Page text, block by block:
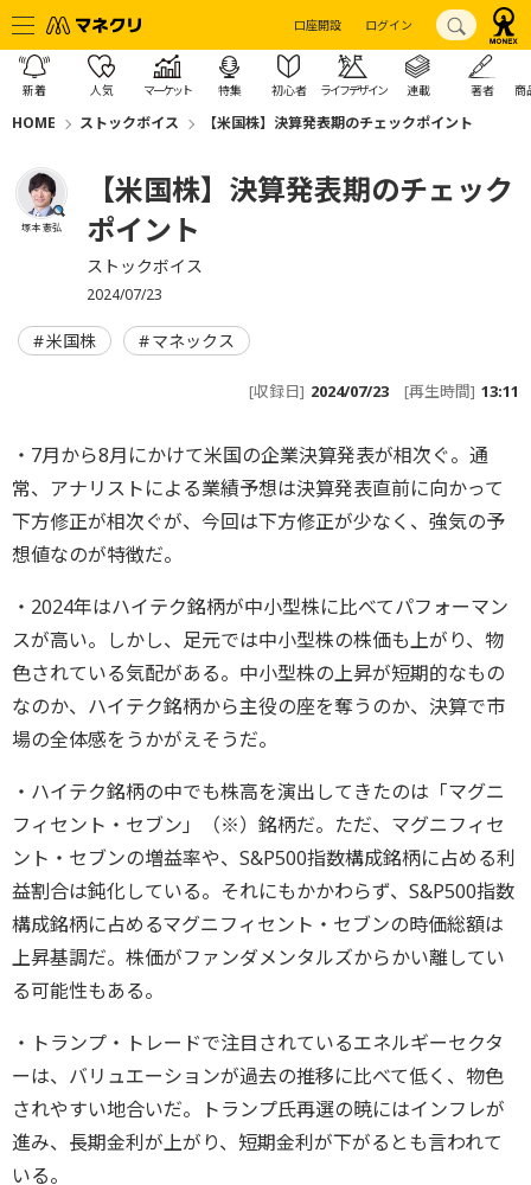
口座開設 ログイン
新着 人気 マーケット 特集 初心者 ライフデザイン 連載 著者 商
HOME ストックボイス 【米国株】決算発表期のチェックポイント
塚本 憲弘
【米国株】決算発表期のチェック
ポイント
ストックボイス
2024/07/23
米国株 マネックス
[収録日] 2024/07/23 [再生時間] 13:11
・7月から8月にかけて米国の企業決算発表が相次ぐ。通
常、アナリストによる業績予想は決算発表直前に向かって
下方修正が相次ぐが、今回は下方修正が少なく、強気の予
想値なのが特徴だ。
・2024年はハイテク銘柄が中小型株に比べてパフォーマン
スが高い。しかし、足元では中小型株の株価も上がり、物
色されている気配がある。中小型株の上昇が短期的なもの
なのか、ハイテク銘柄から主役の座を奪うのか、決算で市
場の全体感をうかがえそうだ。
・ハイテク銘柄の中でも株高を演出してきたのは「マグニ
フィセント・セブン」（※）銘柄だ。ただ、マグニフィセ
ント・セブンの増益率や、S&P500指数構成銘柄に占める利
益割合は鈍化している。それにもかかわらず、S&P500指数
構成銘柄に占めるマグニフィセント・セブンの時価総額は
上昇基調だ。株価がファンダメンタルズからかい離してい
る可能性もある。
・トランプ・トレードで注目されているエネルギーセクタ
ーは、バリュエーションが過去の推移に比べて低く、物色
されやすい地合いだ。トランプ氏再選の暁にはインフレが
進み、長期金利が上がり、短期金利が下がるとも言われて
いる。